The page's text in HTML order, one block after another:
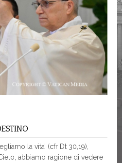
la vita’ (cfr Dt 30,19),
abbiamo ragione di vedere